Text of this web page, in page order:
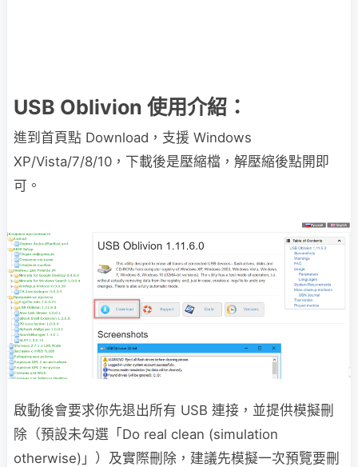
USB Oblivion 使用介紹：
進到首頁點 Download，支援 Windows
XP/Vista/7/8/10，下載後是壓縮檔，解壓縮後點開即
可。
啟動後會要求你先退出所有 USB 連接，並提供模擬刪
除（預設未勾選「Do real clean (simulation
otherwise)」）及實際刪除，建議先模擬一次預覽要刪